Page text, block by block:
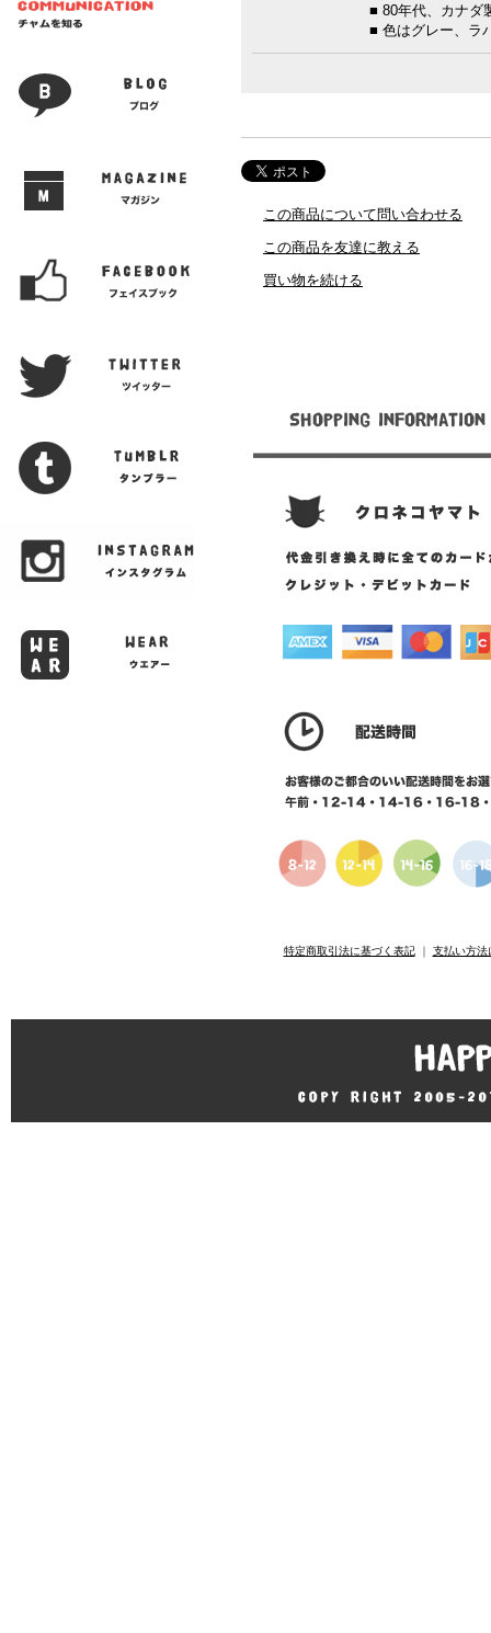
■ 80年代、カナダ
■ 色はグレー、ラ
この商品について問い合わせる
この商品を友達に教える
買い物を続ける
特定商取引法に基づく表記｜ 支払い方法